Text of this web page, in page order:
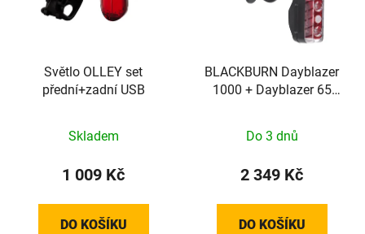
Světlo OLLEY set
přední+zadní USB
Skladem
1 009 Kč
DO KOŠÍKU
BLACKBURN Dayblazer
1000 + Dayblazer 65
Do 3 dnů
2 349 Kč
DO KOŠÍKU